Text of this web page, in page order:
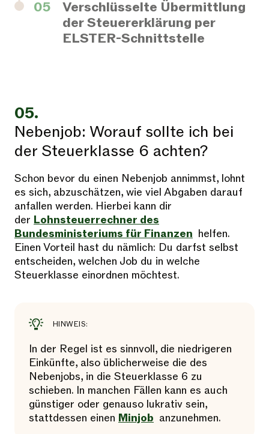
05
Verschlüsselte Übermittlung
der Steuererklärung per
ELSTER-Schnittstelle
05.
Nebenjob: Worauf sollte ich bei
der Steuerklasse 6 achten?
Schon bevor du einen Nebenjob annimmst, lohnt
es sich, abzuschätzen, wie viel Abgaben darauf
anfallen werden. Hierbei kann dir
der Lohnsteuerrechner des
Bundesministeriums für Finanzen helfen.
Einen Vorteil hast du nämlich: Du darfst selbst
entscheiden, welchen Job du in welche
Steuerklasse einordnen möchtest.
HINWEIS:
In der Regel ist es sinnvoll, die niedrigeren
Einkünfte, also üblicherweise die des
Nebenjobs, in die Steuerklasse 6 zu
schieben. In manchen Fällen kann es auch
günstiger oder genauso lukrativ sein,
stattdessen einen Minjob anzunehmen.